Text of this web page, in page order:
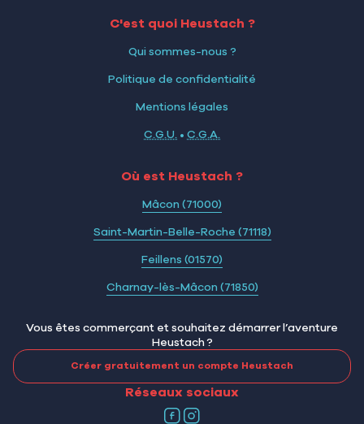
C'est quoi Heustach ?
Qui sommes-nous ?
Politique de confidentialité
Mentions légales
C.G.U. • C.G.A.
Où est Heustach ?
Mâcon (71000)
Saint-Martin-Belle-Roche (71118)
Feillens (01570)
Charnay-lès-Mâcon (71850)
Vous êtes commerçant et souhaitez démarrer l’aventure
Heustach ?
Créer gratuitement un compte Heustach
Réseaux sociaux